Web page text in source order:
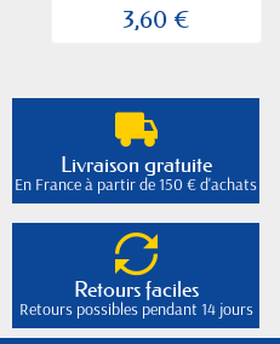
3,60 €
Livraison gratuite
En France à partir de 150 € d'achats
Retours faciles
Retours possibles pendant 14 jours